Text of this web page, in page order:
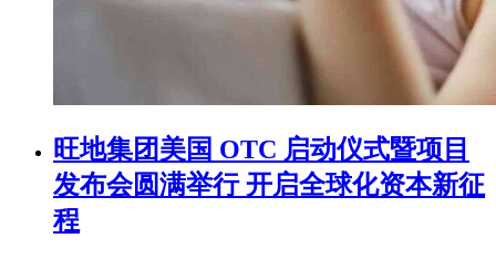
旺地集团美国 OTC 启动仪式暨项目
发布会圆满举行 开启全球化资本新征
程